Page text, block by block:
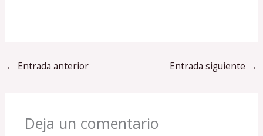
← Entrada anterior Entrada siguiente →
Deja un comentario